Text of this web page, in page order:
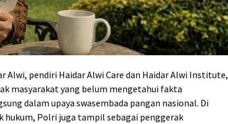
Alwi, pendiri Haidar Alwi Care dan Haidar Alwi Institute,
masyarakat yang belum mengetahui fakta
dalam upaya swasembada pangan nasional. Di
hukum, Polri juga tampil sebagai penggerak